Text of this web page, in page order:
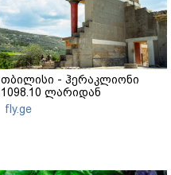
თბილისი - ჰერაკლიონი
1098.10 ლარიდან
fly.ge